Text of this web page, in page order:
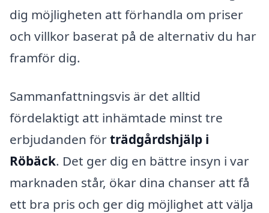
dig möjligheten att förhandla om priser
och villkor baserat på de alternativ du har
framför dig.
Sammanfattningsvis är det alltid
fördelaktigt att inhämtade minst tre
erbjudanden förträdgårdshjälp i
Röbäck. Det ger dig en bättre insyn i var
marknaden står, ökar dina chanser att få
ett bra pris och ger dig möjlighet att välja